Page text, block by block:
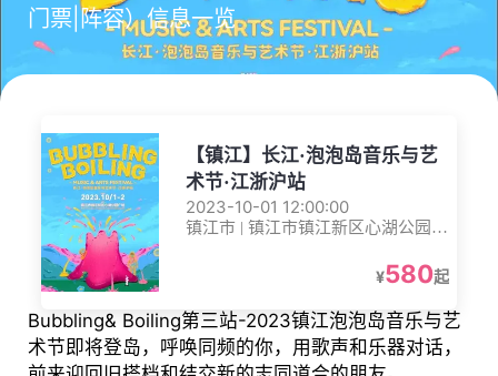
门票|阵容）信息一览
【镇江】长江·泡泡岛音乐与艺
术节·江浙沪站
2023-10-01 12:00:00
镇江市 | 镇江市镇江新区心湖公园广
¥580起
Bubbling& Boiling第三站-2023镇江泡泡岛音乐与艺
术节即将登岛，呼唤同频的你，用歌声和乐器对话，